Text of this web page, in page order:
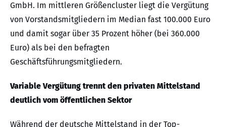
GmbH. Im mittleren Größencluster liegt die Vergütung
von Vorstandsmitgliedern im Median fast 100.000 Euro
und damit sogar über 35 Prozent höher (bei 360.000
Euro) als bei den befragten
Geschäftsführungsmitgliedern.
Variable Vergütung trennt den privaten Mittelstand
deutlich vom öffentlichen Sektor
Während der deutsche Mittelstand in der Top-